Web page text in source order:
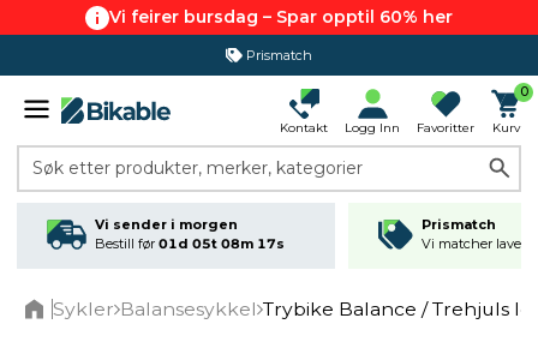
Vi feirer bursdag – Spar opptil 60% her
Prismatch
Kontakt Logg Inn Favoritter
0
Kurv
Søk etter produkter, merker, kategorier
Vi sender i morgen
Bestill før 01d 05t 08m 17s
Prismatch
Vi matcher
Sykler Balansesykkel Trybike Balance / Trehjuls